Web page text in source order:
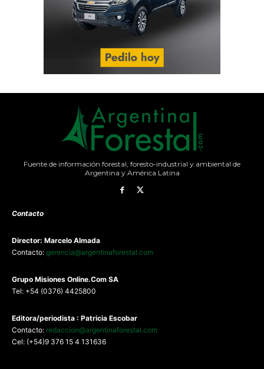
Fuente de información forestal, foresto-industrial y ambiental de
Argentina y América Latina
Contacto
Director: Marcelo Almada
Contacto: gerencia@argentinaforestal.com
Grupo Misiones Online.Com SA
Tel: +54 (0376) 4425800
Editora/periodista : Patricia Escobar
Contacto: redaccion@argentinaforestal.com
Cel: (+54)9 376 15 4 131636